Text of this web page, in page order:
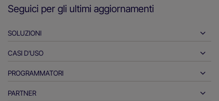
Seguici per gli ultimi aggiornamenti
SOLUZIONI
Pagamenti in entrata
Pagamenti in uscita
CASI D'USO
Ospitalità
Automotive
PROGRAMMATORI
Strumenti per programmatori
PARTNER